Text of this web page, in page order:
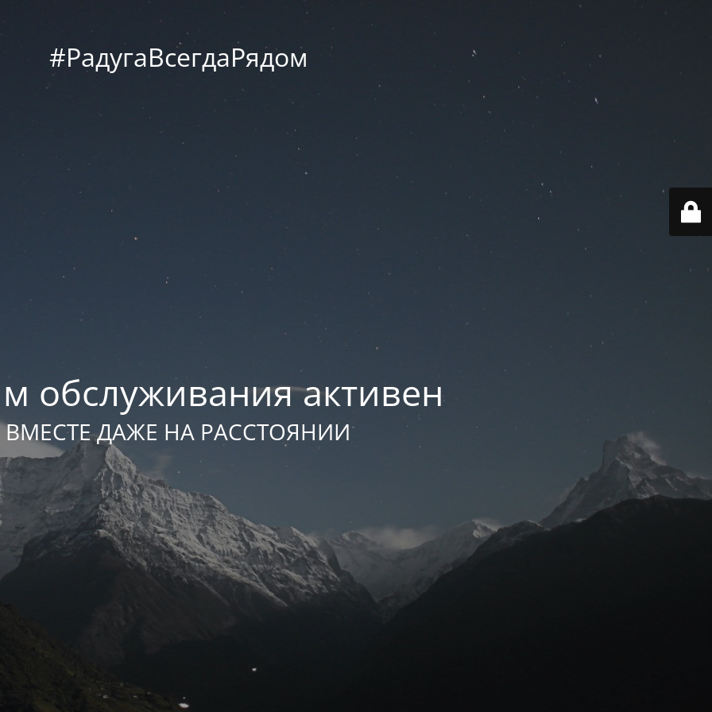
#РадугаВсегдаРядом
обслуживания активен
ВМЕСТЕ ДАЖЕ НА РАССТОЯНИИ